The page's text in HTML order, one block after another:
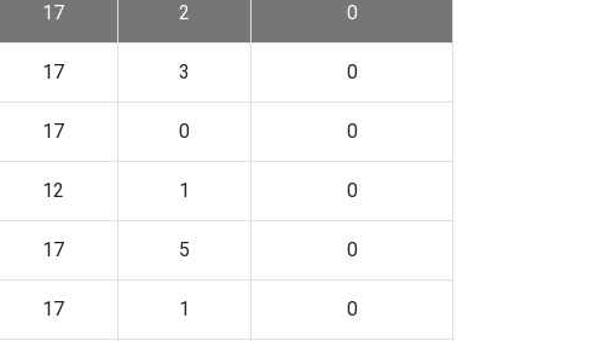
17 2 0
17 3 0
17 0 0
12 1 0
17 5 0
17 1 0